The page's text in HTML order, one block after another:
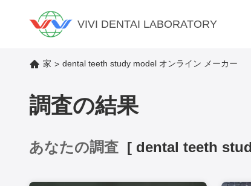
VIVI DENTAI LABORATORY
家 > dental teeth study model オンライン メーカー
調査の結果
あなたの調査 [ dental teeth